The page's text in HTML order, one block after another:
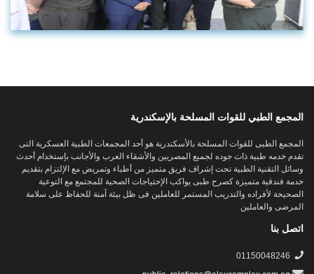
المجمع الطبي للقوات المسلحة بالإسكندرية
المجمع الطبى للقوات المسلحة بالأسكندرية هو أحد المجمعات الطبية العسكرية التى
تقدم خدمه طبية ذات جوده لجميع المصريين والأشقاء العرب والأجانب بإستخدام أحدث
وسائل التقنية الطبية تحت إشراف فريق متميز من أطباء وتمريض مع الإلتزام بتقديم
خدمة فندقية متميزة كصرح طبى يواكب الإحتياجات الصحية للمجتمع مع التوعية
الصحيحة لأفراده والتدريب المستمر للعاملين فى ظل بيئة آمنة للحفاظ على سلامة
المرضى والعاملين
اتصل بنا